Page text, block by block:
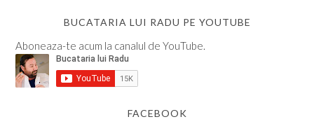
BUCATARIA LUI RADU PE YOUTUBE
Aboneaza-te acum la canalul de YouTube.
FACEBOOK